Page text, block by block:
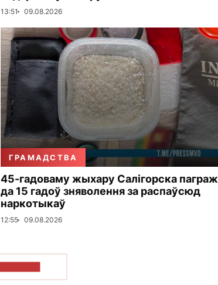
13:51 09.08.2026
ГРАМАДСТВА
45-гадоваму жыхару Салігорска
да 15 гадоў зняволення за распаўсюд
наркотыкаў
12:55 09.08.2026